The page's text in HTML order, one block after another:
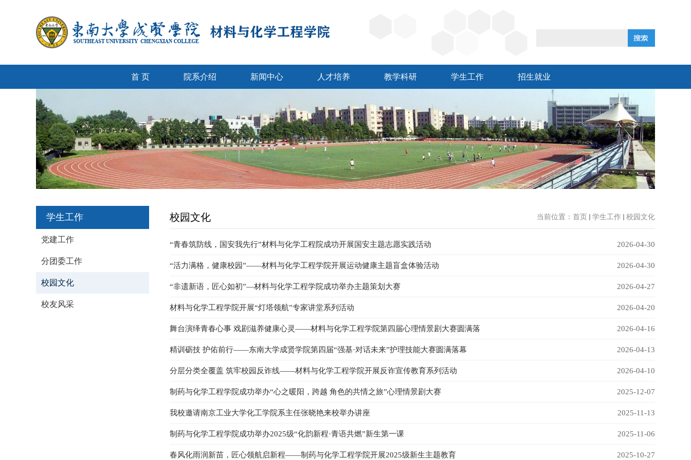
首 页 院系介绍 新闻中心 人才培养 教学科研 学生工作 招生就业
学生工作
党建工作
分团委工作
校园文化
校友风采
校园文化 当前位置： 首页 学生工作 校园文化
“青春筑防线，国安我先行”材料与化学工程院成功开展国安主题志愿实践活动 2026-04-30
“活力满格，健康校园”——材料与化学工程学院开展运动健康主题盲盒体验活动 2026-04-30
“非遗新语，匠心如初”—材料与化学工程学院成功举办主题策划大赛 2026-04-27
材料与化学工程学院开展“灯塔领航”专家讲堂系列活动 2026-04-20
舞台演绎青春心事 戏剧滋养健康心灵——材料与化学工程学院第四届心理情景剧大赛圆满落 2026-04-16
精训砺技 护佑前行——东南大学成贤学院第四届“强基·对话未来”护理技能大赛圆满落幕 2026-04-13
分层分类全覆盖 筑牢校园反诈线——材料与化学工程学院开展反诈宣传教育系列活动 2026-04-10
制药与化学工程学院成功举办“心之暖阳，跨越 角色的共情之旅”心理情景剧大赛 2025-12-07
我校邀请南京工业大学化工学院系主任张晓艳来校举办讲座 2025-11-13
制药与化学工程学院成功举办2025级“化韵新程·青语共燃”新生第一课 2025-11-06
春风化雨润新苗，匠心领航启新程——制药与化学工程学院开展2025级新生主题教育 2025-10-27